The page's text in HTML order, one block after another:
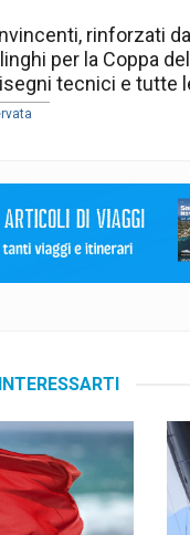
rinforzati
per la Coppa
tecnici e tutte
INTERESSARTI